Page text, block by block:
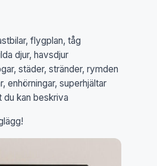
flygplan, tåg
djur, havsdjur
städer, stränder, rymden
enhörningar, superhjältar
du kan beskriva